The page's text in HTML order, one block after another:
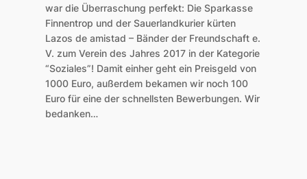
war die Überraschung perfekt: Die Sparkasse
Finnentrop und der Sauerlandkurier kürten
Lazos de amistad – Bänder der Freundschaft e.
V. zum Verein des Jahres 2017 in der Kategorie
“Soziales”! Damit einher geht ein Preisgeld von
1000 Euro, außerdem bekamen wir noch 100
Euro für eine der schnellsten Bewerbungen. Wir
bedanken…